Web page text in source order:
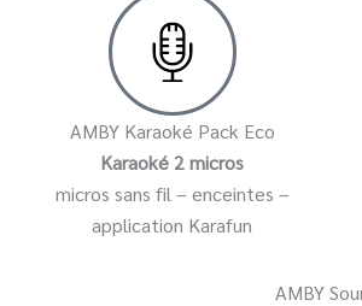
AMBY Karaoké Pack Eco
Karaoké 2 micros
micros sans fil – enceintes –
application Karafun
AMBY